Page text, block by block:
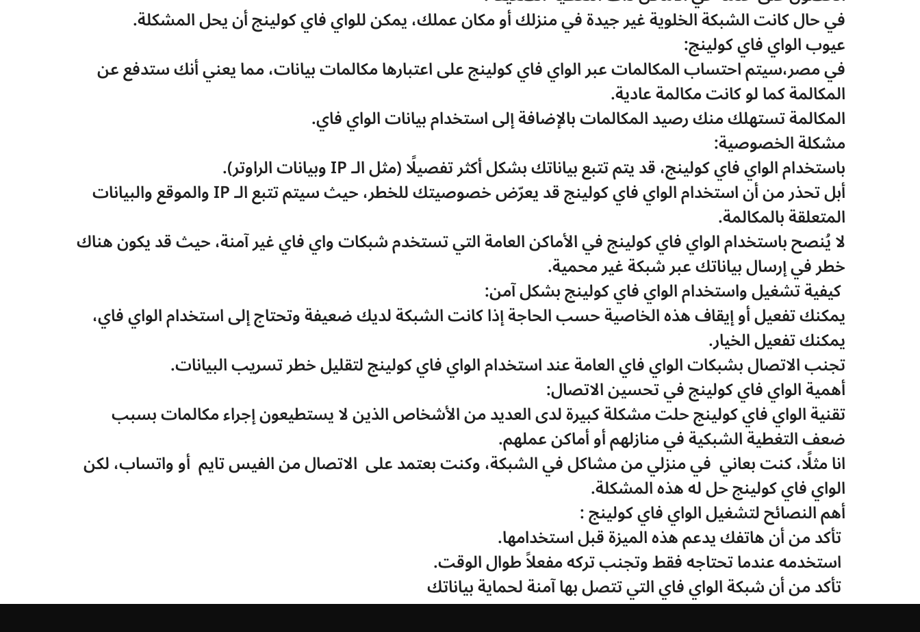
في حال كانت الشبكة الخلوية غير جيدة في منزلك أو مكان عملك، يمكن للواي فاي كولينج أن يحل المشكلة.
عيوب الواي فاي كولينج:
المكالمة كما لو كانت مكالمة عادية.
المكالمة تستهلك منك رصيد المكالمات بالإضافة إلى استخدام بيانات الواي فاي.
مشكلة الخصوصية:
باستخدام الواي فاي كولينج، قد يتم تتبع بياناتك بشكل أكثر تفصيلًا (مثل الـ IP وبيانات الراوتر).
المتعلقة بالمكالمة.
خطر في إرسال بياناتك عبر شبكة غير محمية.
كيفية تشغيل واستخدام الواي فاي كولينج بشكل آمن:
يمكنك تفعيل الخيار.
تجنب الاتصال بشبكات الواي فاي العامة عند استخدام الواي فاي كولينج لتقليل خطر تسريب البيانات.
أهمية الواي فاي كولينج في تحسين الاتصال:
ضعف التغطية الشبكية في منازلهم أو أماكن عملهم.
الواي فاي كولينج حل له هذه المشكلة.
أهم النصائح لتشغيل الواي فاي كولينج :
تأكد من أن هاتفك يدعم هذه الميزة قبل استخدامها.
تأكد من أن شبكة الواي فاي التي تتصل بها آمنة لحماية بياناتك